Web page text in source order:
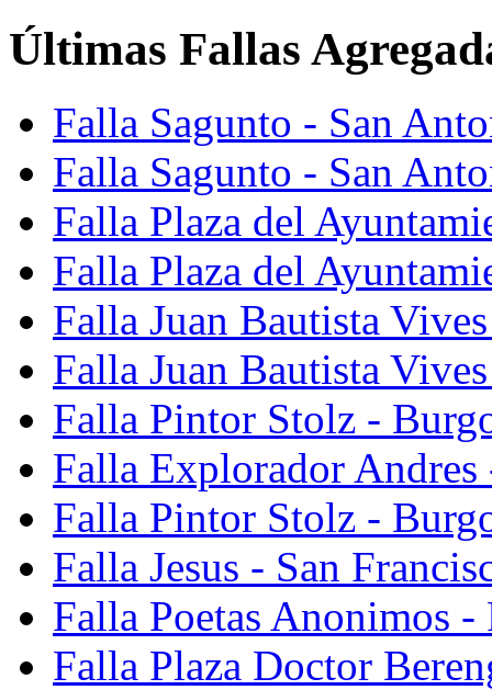
Últimas Fallas
Falla Sagunto - San
Falla Sagunto - San
Falla Plaza del
Falla Plaza del
Falla Juan Bautista
Falla Juan Bautista
Falla Pintor Stolz -
Falla Explorador Andres
Falla Pintor Stolz -
Falla Jesus - San
Falla Poetas Anonimos
Falla Plaza Doctor